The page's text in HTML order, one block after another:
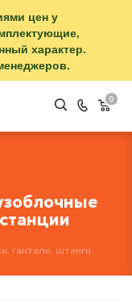
цен у
характер.
0
гантели, штанги